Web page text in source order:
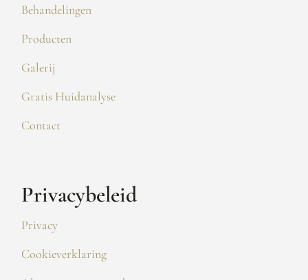
Behandelingen
Producten
Galerij
Gratis Huidanalyse
Contact
Privacybeleid
Privacy
Cookieverklaring